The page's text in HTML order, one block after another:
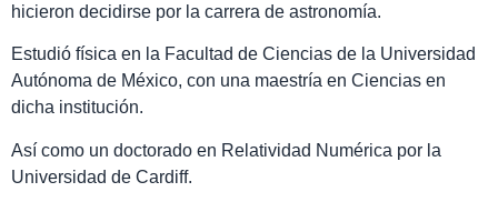
hicieron decidirse por la carrera de astronomía.
Estudió física en la Facultad de Ciencias de la Universidad
Autónoma de México, con una maestría en Ciencias en
dicha institución.
Así como un doctorado en Relatividad Numérica por la
Universidad de Cardiff.